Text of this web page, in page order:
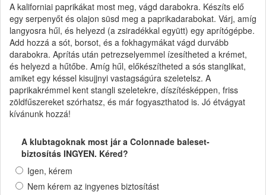
A kaliforniai paprikákat most meg, vágd darabokra. Készíts elő
egy serpenyőt és olajon süsd meg a paprikadarabokat. Várj, amíg
langyosra hűl, és helyezd (a zsiradékkal együtt) egy aprítógépbe.
Add hozzá a sót, borsot, és a fokhagymákat vágd durvább
darabokra. Aprítás után petrezselyemmel ízesítheted a krémet,
és helyezd a hűtőbe. Amíg hűl, előkészítheted a sós stanglikat,
amiket egy késsel kisujjnyi vastagságúra szeletelsz. A
paprikakrémmel kent stangli szeletekre, díszítésképpen, friss
zöldfűszereket szórhatsz, és már fogyaszthatod is. Jó étvágyat
kívánunk hozzá!
A klubtagoknak most jár a Colonnade baleset-
biztosítás INGYEN. Kéred?
Igen, kérem
Nem kérem az ingyenes biztosítást